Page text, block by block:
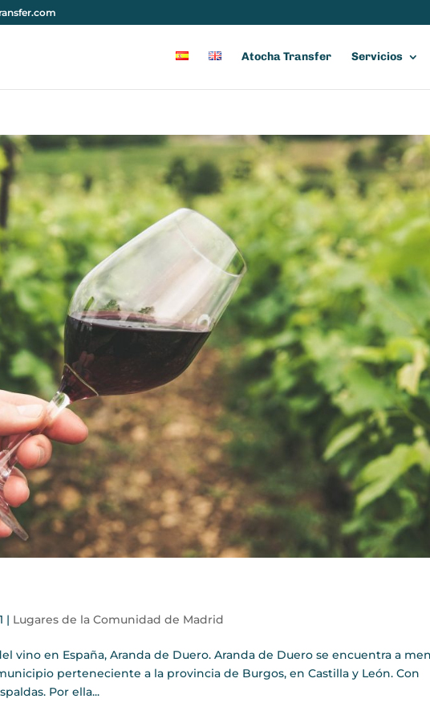
Atocha Transfer Servicios
| Lugares de la Comunidad de Madrid
vino en España, Aranda de Duero. Aranda de Duero se encuentra a
perteneciente a la provincia de Burgos, en Castilla y León. Con
Por ella...